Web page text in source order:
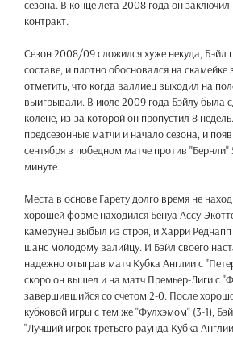
сезона. В конце лета 2008 года он
контракт.
Сезон 2008/09 сложился хуже некуда, Бэйл
составе, и плотно обосновался на скамейке
отметить, что когда валлиец выходил на
выигрывали. В июле 2009 года Бэйлу была
колене, из-за которой он пропустил 8
предсезонные матчи и начало сезона, и
сентября в победном матче против
минуте.
Места в основе Гарету долго время не
хорошей форме находился Бенуа Ассу-
камерунец выбыл из строя, и Харри
шанс молодому валийцу. И Бэйл своего
надежно отыграв матч Кубка Англии с
скоро он вышел и на матч Премьер-Лиги с
завершившийся со счетом 2-0. После
кубковой игры с тем же "Фулхэмом" (3-1),
"Лучший игрок третьего раунда Кубка